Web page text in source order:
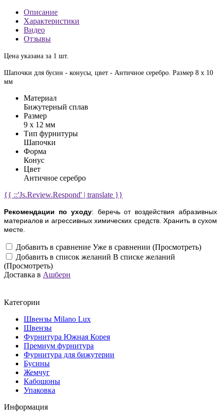
Описание
Характеристики
Видео
Отзывы
Цена указана за 1 шт.
Шапочки для бусин - конусы, цвет - Античное серебро. Размер 8 х 10
мм
Материал
Бижутерный сплав
Размер
9 х 12 мм
Тип фурнитуры
Шапочки
Форма
Конус
Цвет
Античное серебро
{{ ::'Js.Review.Respond' | translate }}
Рекомендации по уходу: беречь от воздействия абразивных
материалов и агрессивных химических средств. Хранить в сухом
месте.
Добавить в сравнение Уже в сравнении (Просмотреть)
Добавить в список желаний В списке желаний
(Просмотреть)
Доставка в Ашберн
Категории
Швензы Milano Lux
Швензы
Фурнитура Южная Корея
Премиум фурнитура
Фурнитура для бижутерии
Бусины
Жемчуг
Кабошоны
Упаковка
Информация